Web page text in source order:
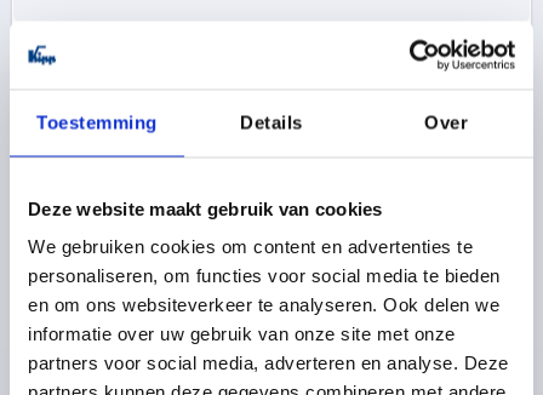
Toestemming Details Over
Deze website maakt gebruik van cookies
We gebruiken cookies om content en advertenties te
personaliseren, om functies voor social media te bieden
en om ons websiteverkeer te analyseren. Ook delen we
informatie over uw gebruik van onze site met onze
partners voor social media, adverteren en analyse. Deze
K2107
POSITIONSANZEIGER DIGITAL, POLYAMID ORANGE
AU=00,10, P=1
STEIGUNG=1
ZÄHLRICHTUNG=1
KOMMA AN STELLE =2